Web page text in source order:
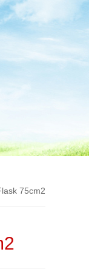
75cm2